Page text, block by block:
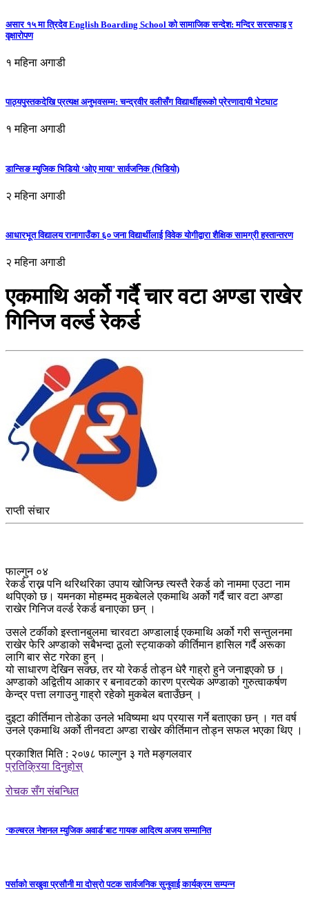
असार १५ मा त्रिदेव English Boarding School को सामाजिक सन्देश: मन्दिर सरसफाइ र
वृक्षारोपण
१ महिना अगाडी
पाठ्यपुस्तकदेखि प्रत्यक्ष अनुभवसम्म: चन्द्रवीर वलीसँग विद्यार्थीहरूको प्रेरणादायी भेटघाट
१ महिना अगाडी
डान्सिङ म्युजिक भिडियो ‘ओए माया’ सार्वजनिक (भिडियो)
२ महिना अगाडी
आधारभूत विद्यालय रानागाउँका ६० जना विद्यार्थीलाई विवेक योगीद्वारा शैक्षिक सामग्री हस्तान्तरण
२ महिना अगाडी
एकमाथि अर्को गर्दै चार वटा अण्डा राखेर
गिनिज वर्ल्ड रेकर्ड
राप्ती संचार
फाल्गुन ०४
रेकर्ड राख्न पनि थरिथरिका उपाय खोजिन्छ त्यस्तै रेकर्ड को नाममा एउटा नाम
थपिएको छ। यमनका मोहम्मद मुकबेलले एकमाथि अर्को गर्दै चार वटा अण्डा
राखेर गिनिज वर्ल्ड रेकर्ड बनाएका छन् ।
उसले टर्कीको इस्तानबुलमा चारवटा अण्डालाई एकमाथि अर्को गरी सन्तुलनमा
राखेर फेरि अण्डाको सबैभन्दा ठूलो स्ट्याकको कीर्तिमान हासिल गर्दै अरूका
लागि बार सेट गरेका हुन् ।
यो साधारण देखिन सक्छ, तर यो रेकर्ड तोड्न धेरै गाह्रो हुने जनाइएको छ ।
अण्डाको अद्वितीय आकार र बनावटको कारण प्रत्येक अण्डाको गुरुत्वाकर्षण
केन्द्र पत्ता लगाउनु गाह्रो रहेको मुकबेल बताउँछन् ।
दुइटा कीर्तिमान तोडेका उनले भविष्यमा थप प्रयास गर्ने बताएका छन् । गत वर्ष
उनले एकमाथि अर्को तीनवटा अण्डा राखेर कीर्तिमान तोड्न सफल भएका थिए ।
प्रकाशित मिति : २०७८ फाल्गुन ३ गते मङ्गलवार
प्रतिक्रिया दिनुहोस्
रोचक सँग संबन्धित
‘कल्चरल नेशनल म्युजिक अवार्ड’बाट गायक आदित्य अजय सम्मानित
पर्साको सखुवा प्रसौनी मा दोस्रो पटक सार्वजनिक सुनुवाई कार्यक्रम सम्पन्न